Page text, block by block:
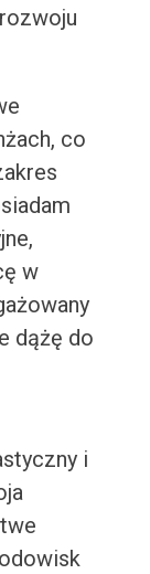
co
w
dążę do
i